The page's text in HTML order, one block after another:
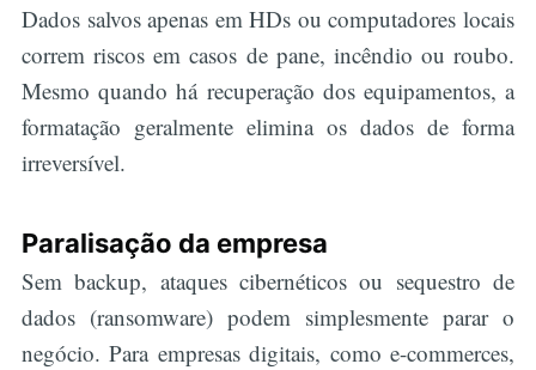
Dados salvos apenas em HDs ou computadores locais
correm riscos em casos de pane, incêndio ou roubo.
Mesmo quando há recuperação dos equipamentos, a
formatação geralmente elimina os dados de forma
irreversível.
Paralisação da empresa
Sem backup, ataques cibernéticos ou sequestro de
dados (ransomware) podem simplesmente parar o
negócio. Para empresas digitais, como e-commerces,